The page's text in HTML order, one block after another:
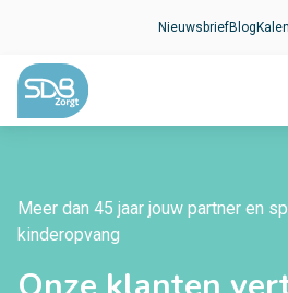
NieuwsbriefBlog
Meer dan 45 jaar jouw partner en
kinderopvang